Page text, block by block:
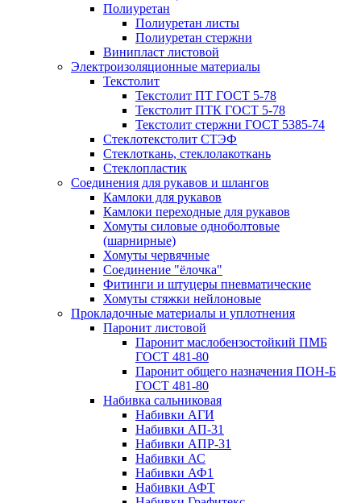
Полиуретан
Полиуретан листы
Полиуретан стержни
Винипласт листовой
Электроизоляционные материалы
Текстолит
Текстолит ПТ ГОСТ 5-78
Текстолит ПТК ГОСТ 5-78
Текстолит стержни ГОСТ 5385-74
Стеклотекстолит СТЭФ
Стеклоткань, стеклолакоткань
Стеклопластик
Соединения для рукавов и шлангов
Камлоки для рукавов
Камлоки переходные для рукавов
Хомуты силовые одноболтовые
(шарнирные)
Хомуты червячные
Соединение "ёлочка"
Фитинги и штуцеры пневматические
Хомуты стяжки нейлоновые
Прокладочные материалы и уплотнения
Паронит листовой
Паронит маслобензостойкий ПМБ
ГОСТ 481-80
Паронит общего назначения ПОН-Б
ГОСТ 481-80
Набивка сальниковая
Набивки АГИ
Набивки АП-31
Набивки АПР-31
Набивки АС
Набивки АФ1
Набивки АФТ